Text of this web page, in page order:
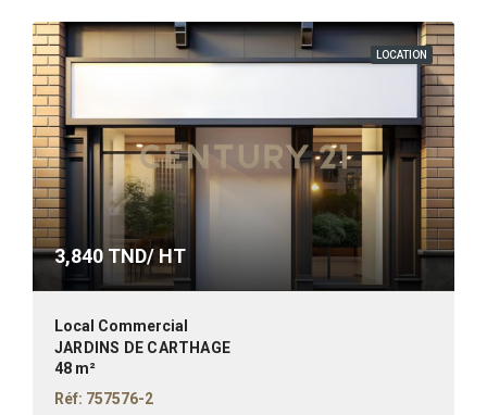
LOCATION
3,840 TND/ HT
Local Commercial
JARDINS DE CARTHAGE
48 m²
Réf: 757576-2